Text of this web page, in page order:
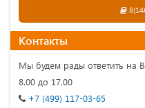
Контакты
Мы будем рады ответить на
8.00 до 17.00
+7 (499) 117-03-65